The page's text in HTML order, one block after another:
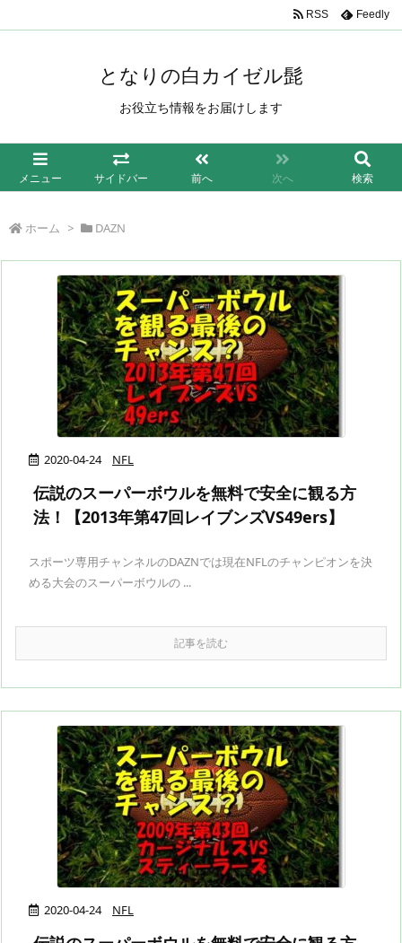
となりの白カイゼル髭
お役立ち情報をお届けします
メニュー サイドバー 前へ 次へ 検索
RSS Feedly
ホーム > DAZN
2020-04-24 NFL
伝説のスーパーボウルを無料で安全に観る方
法！【2013年第47回レイブンズVS49ers】
スポーツ専用チャンネルのDAZNでは現在NFLのチャンピオンを決
める大会のスーパーボウルの ...
記事を読む
2020-04-24 NFL